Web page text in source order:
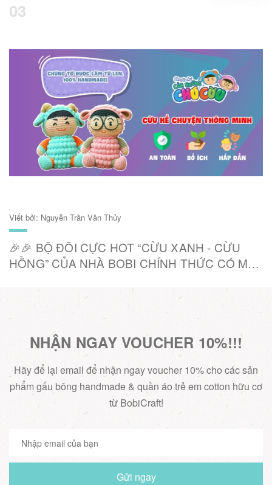
04
Viết bởi: Nguyễn Trần Vân Thủy
Tổng hợp một vài feedback cực yêu từ các
khách hàng nhí nhà Bobi Craft
NHẬN NGAY VOUCHER 10%!!!
Hãy để lại email để nhận ngay voucher 10% cho các sản
phẩm gấu bông handmade & quần áo trẻ em cotton hữu cơ
từ BobiCraft!
Gửi ngay